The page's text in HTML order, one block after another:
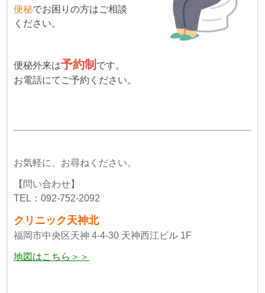
便秘でお困りの方はご相談
ください。
便秘外来は予約制 です。
お電話にてご予約ください。
お気軽に、お尋ねください。
【問い合わせ】
TEL：092-752-2092
クリニック天神北
福岡市中央区天神 4-4-30 天神西江ビル 1F
地図はこちら＞＞